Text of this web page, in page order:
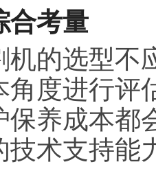
合考量
机的选型不
角度进行评
保养成本都
技术支持能